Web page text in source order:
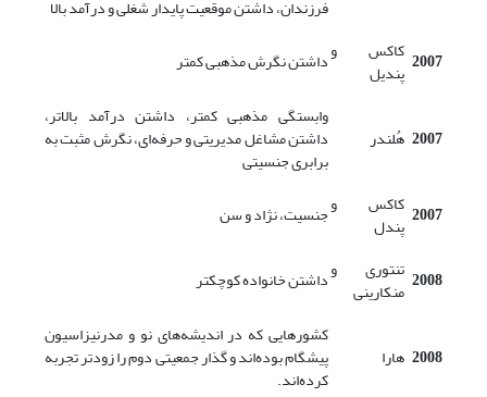
فرزندان، داشتن موقعیت پایدار شغلی و درآمد بالا
2007 کاکس و
پندیل داشتن نگرش مذهبی کمتر
2007 هُلندر
وابستگی مذهبی کمتر، داشتن درآمد بالاتر،
داشتن مشاغل مدیریتی و حرفه‌ای، نگرش مثبت به
برابری جنسیتی
2007 کاکس و
پندل جنسیت، نژاد و سن
2008 تنتوری و
منکارینی داشتن خانواده کوچکتر
2008 هارا
کشورهایی که در اندیشه‌های نو و مدرنیزاسیون
پیشگام بوده‌اند و گذار جمعیتی دوم را زودتر تجربه
کرده‌اند.